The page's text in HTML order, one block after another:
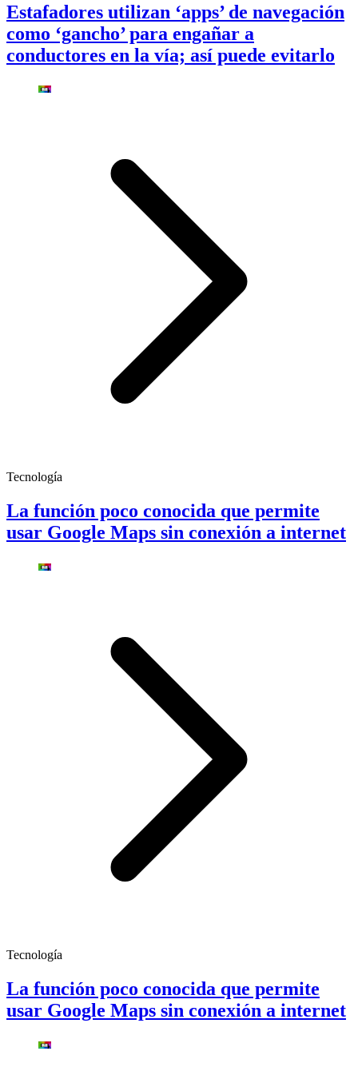
Estafadores utilizan ‘apps’ de navegación
como ‘gancho’ para engañar a
conductores en la vía; así puede evitarlo
Tecnología
La función poco conocida que permite
usar Google Maps sin conexión a internet
Tecnología
La función poco conocida que permite
usar Google Maps sin conexión a internet